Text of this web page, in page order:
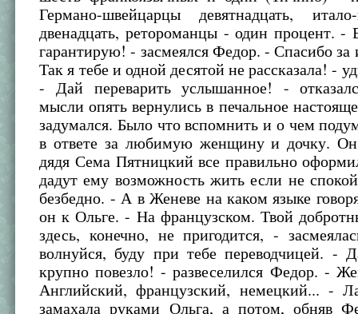
Германо-швейцарцы девятнадцать,
двенадцать, ретороманцы - один процент. -
гарантирую! - засмеялся Федор. - Спасибо
Так я тебе и одной десятой не рассказала! -
- Дай переварить услышанное! -
мысли опять вернулись в печальное
задумался. Было что вспомнить и о чем
в ответе за любимую женщину и дочку. Он
дядя Сема Пятницкий все правильно
дадут ему возможность жить если не
безбедно. - А в Женеве на каком языке
он к Ольге. - На французском. Твой
здесь, конечно, не пригодится, -
волнуйся, буду при тебе переводчицей. -
крупно повезло! - развеселился Федор. -
Английский, французский, немецкий... -
замахала руками Ольга, а потом, обняв